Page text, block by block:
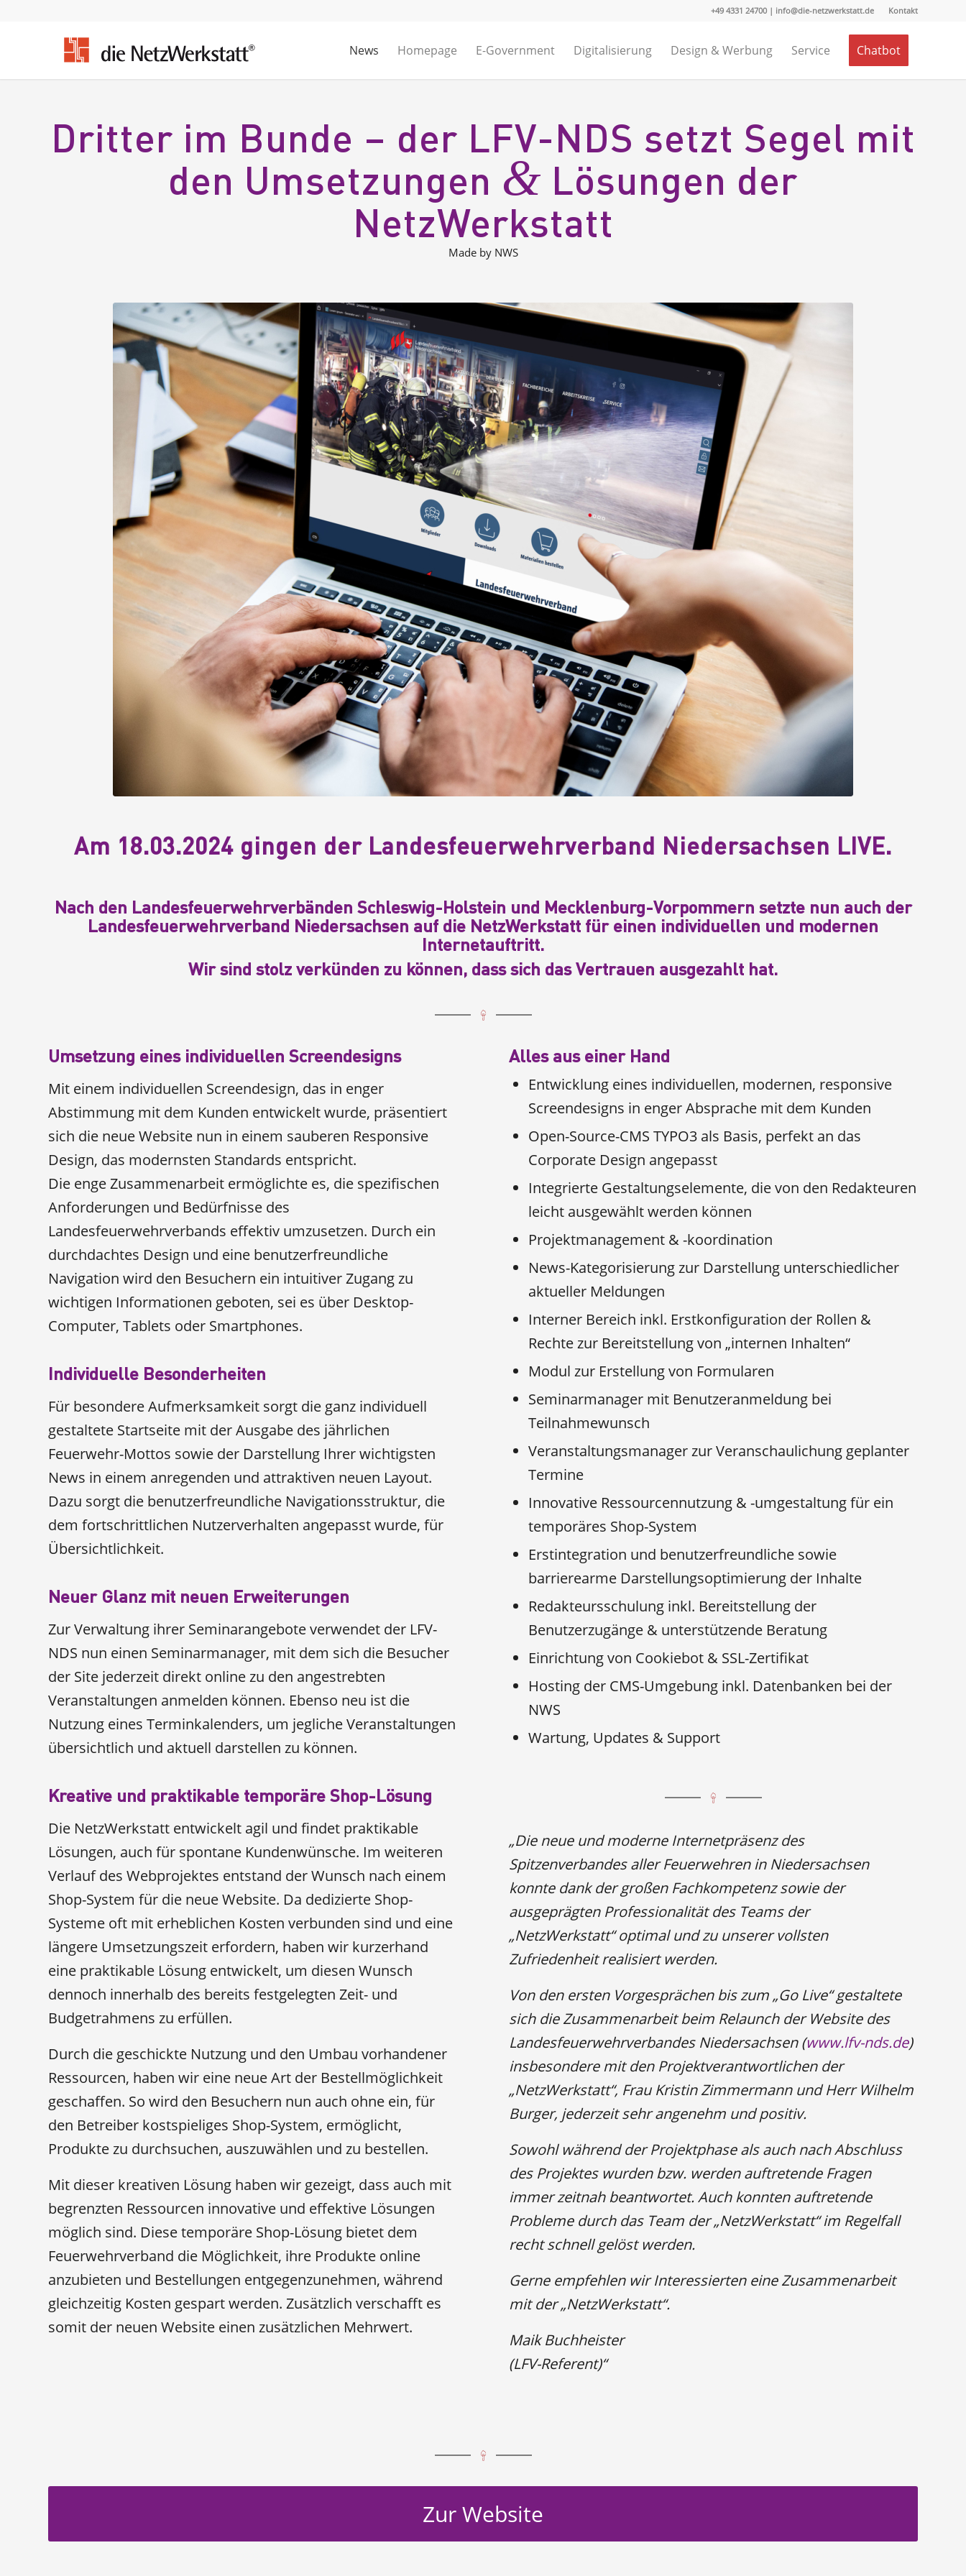
Kontakt
+49 4331 24700 | info@die-netzwerkstatt.de
News Homepage E-Government Digitalisierung Design & Werbung Service Chatbot
Dritter im Bunde – der LFV-NDS setzt Segel mit
den Umsetzungen & Lösungen der
NetzWerkstatt
Made by NWS
Am 18.03.2024 gingen der Landesfeuerwehrverband Niedersachsen LIVE.
Nach den Landesfeuerwehrverbänden Schleswig-Holstein und Mecklenburg-Vorpommern setzte nun auch der
Landesfeuerwehrverband Niedersachsen auf die NetzWerkstatt für einen individuellen und modernen
Internetauftritt.
Wir sind stolz verkünden zu können, dass sich das Vertrauen ausgezahlt hat.
Umsetzung eines individuellen Screendesigns
Mit einem individuellen Screendesign, das in enger
Abstimmung mit dem Kunden entwickelt wurde, präsentiert
sich die neue Website nun in einem sauberen Responsive
Design, das modernsten Standards entspricht.
Die enge Zusammenarbeit ermöglichte es, die spezifischen
Anforderungen und Bedürfnisse des
Landesfeuerwehrverbands effektiv umzusetzen. Durch ein
durchdachtes Design und eine benutzerfreundliche
Navigation wird den Besuchern ein intuitiver Zugang zu
wichtigen Informationen geboten, sei es über Desktop-
Computer, Tablets oder Smartphones.
Individuelle Besonderheiten
Für besondere Aufmerksamkeit sorgt die ganz individuell
gestaltete Startseite mit der Ausgabe des jährlichen
Feuerwehr-Mottos sowie der Darstellung Ihrer wichtigsten
News in einem anregenden und attraktiven neuen Layout.
Dazu sorgt die benutzerfreundliche Navigationsstruktur, die
dem fortschrittlichen Nutzerverhalten angepasst wurde, für
Übersichtlichkeit.
Neuer Glanz mit neuen Erweiterungen
Zur Verwaltung ihrer Seminarangebote verwendet der LFV-
NDS nun einen Seminarmanager, mit dem sich die Besucher
der Site jederzeit direkt online zu den angestrebten
Veranstaltungen anmelden können. Ebenso neu ist die
Nutzung eines Terminkalenders, um jegliche Veranstaltungen
übersichtlich und aktuell darstellen zu können.
Kreative und praktikable temporäre Shop-Lösung
Die NetzWerkstatt entwickelt agil und findet praktikable
Lösungen, auch für spontane Kundenwünsche. Im weiteren
Verlauf des Webprojektes entstand der Wunsch nach einem
Shop-System für die neue Website. Da dedizierte Shop-
Systeme oft mit erheblichen Kosten verbunden sind und eine
längere Umsetzungszeit erfordern, haben wir kurzerhand
eine praktikable Lösung entwickelt, um diesen Wunsch
dennoch innerhalb des bereits festgelegten Zeit- und
Budgetrahmens zu erfüllen.
Durch die geschickte Nutzung und den Umbau vorhandener
Ressourcen, haben wir eine neue Art der Bestellmöglichkeit
geschaffen. So wird den Besuchern nun auch ohne ein, für
den Betreiber kostspieliges Shop-System, ermöglicht,
Produkte zu durchsuchen, auszuwählen und zu bestellen.
Mit dieser kreativen Lösung haben wir gezeigt, dass auch mit
begrenzten Ressourcen innovative und effektive Lösungen
möglich sind. Diese temporäre Shop-Lösung bietet dem
Feuerwehrverband die Möglichkeit, ihre Produkte online
anzubieten und Bestellungen entgegenzunehmen, während
gleichzeitig Kosten gespart werden. Zusätzlich verschafft es
somit der neuen Website einen zusätzlichen Mehrwert.
Alles aus einer Hand
Entwicklung eines individuellen, modernen, responsive
Screendesigns in enger Absprache mit dem Kunden
Open-Source-CMS TYPO3 als Basis, perfekt an das
Corporate Design angepasst
Integrierte Gestaltungselemente, die von den Redakteuren
leicht ausgewählt werden können
Projektmanagement & -koordination
News-Kategorisierung zur Darstellung unterschiedlicher
aktueller Meldungen
Interner Bereich inkl. Erstkonfiguration der Rollen &
Rechte zur Bereitstellung von „internen Inhalten“
Modul zur Erstellung von Formularen
Seminarmanager mit Benutzeranmeldung bei
Teilnahmewunsch
Veranstaltungsmanager zur Veranschaulichung geplanter
Termine
Innovative Ressourcennutzung & -umgestaltung für ein
temporäres Shop-System
Erstintegration und benutzerfreundliche sowie
barrierearme Darstellungsoptimierung der Inhalte
Redakteursschulung inkl. Bereitstellung der
Benutzerzugänge & unterstützende Beratung
Einrichtung von Cookiebot & SSL-Zertifikat
Hosting der CMS-Umgebung inkl. Datenbanken bei der
NWS
Wartung, Updates & Support
„Die neue und moderne Internetpräsenz des
Spitzenverbandes aller Feuerwehren in Niedersachsen
konnte dank der großen Fachkompetenz sowie der
ausgeprägten Professionalität des Teams der
„NetzWerkstatt“ optimal und zu unserer vollsten
Zufriedenheit realisiert werden.
Von den ersten Vorgesprächen bis zum „Go Live“ gestaltete
sich die Zusammenarbeit beim Relaunch der Website des
Landesfeuerwehrverbandes Niedersachsen (www.lfv-nds.de)
insbesondere mit den Projektverantwortlichen der
„NetzWerkstatt“, Frau Kristin Zimmermann und Herr Wilhelm
Burger, jederzeit sehr angenehm und positiv.
Sowohl während der Projektphase als auch nach Abschluss
des Projektes wurden bzw. werden auftretende Fragen
immer zeitnah beantwortet. Auch konnten auftretende
Probleme durch das Team der „NetzWerkstatt“ im Regelfall
recht schnell gelöst werden.
Gerne empfehlen wir Interessierten eine Zusammenarbeit
mit der „NetzWerkstatt“.
Maik Buchheister
(LFV-Referent)“
Zur Website